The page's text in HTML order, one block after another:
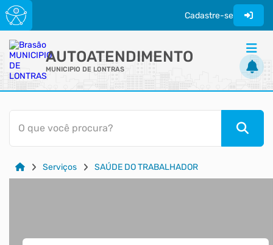
Cadastre-se
AUTOATENDIMENTO
MUNICIPIO DE LONTRAS
ACESSO RÁPIDO
Acessibilidade
Transparência
O que você procura?
Serviços SAÚDE DO TRABALHADOR